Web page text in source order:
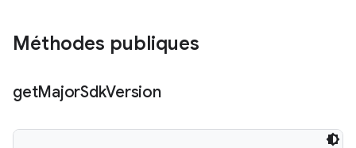
Méthodes publiques
getMajorSdkVersion